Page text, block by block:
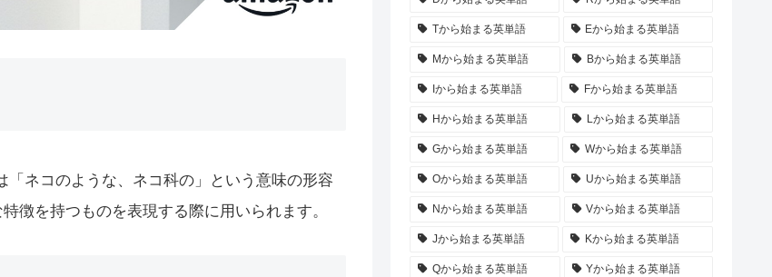
「ネコのような、ネコ科の」という意味の形容
徴を持つものを表現する際に用いられます。
Tから始まる英単語 Eから始まる英単語
Mから始まる英単語 Bから始まる英単語
Iから始まる英単語 Fから始まる英単語
Hから始まる英単語 Lから始まる英単語
Gから始まる英単語 Wから始まる英単語
Oから始まる英単語 Uから始まる英単語
Nから始まる英単語 Vから始まる英単語
Jから始まる英単語 Kから始まる英単語
Qから始まる英単語 Yから始まる英単語